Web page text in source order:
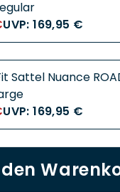
UVP: 169,95 €
Sattel Nuance
UVP: 169,95 €